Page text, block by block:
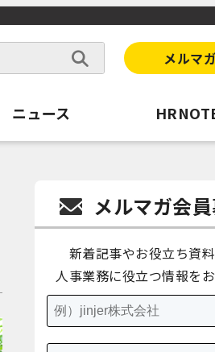
メルマ
ニュース
メルマガ会
新着記事やお役立ち資
人事業務に役立つ情報をお